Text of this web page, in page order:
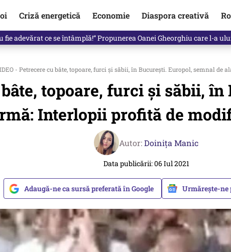
Criză energetică Economie Diaspora creativă
buletin electronic, decizia luată astăzi de Guvern pentru toți
- Petrecere cu bâte, topoare, furci și săbii, în București. Europol, semnal
topoare, furci și săbii,
Interlopii profită de
Autor:Doinița Manic
Data publicării: 06 Iul 2021
Adaugă-ne ca sursă preferată în Google Urmărește-ne